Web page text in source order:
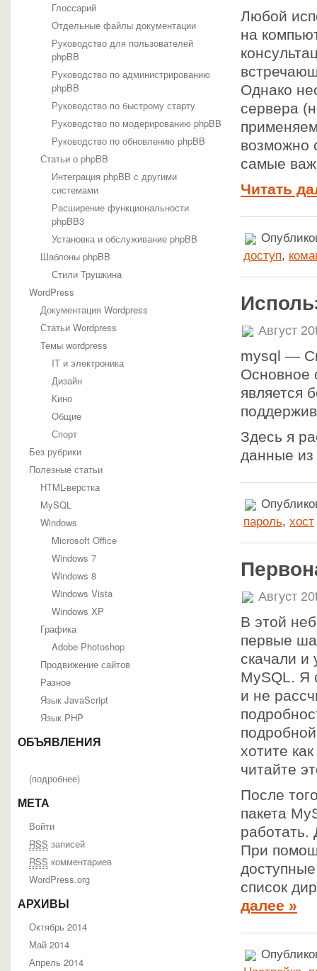
Глоссарий
Отдельные файлы документации
Руководство для пользователей
phpBB
Руководство по администрированию
phpBB
Руководство по быстрому старту
Руководство по модерированию phpBB
Руководство по обновлению phpBB
Статьи о phpBB
Интеграция phpBB с другими
системами
Расширение функциональности
phpBB3
Установка и обслуживание phpBB
Шаблоны phpBB
Стили Трушкина
WordPress
Документация Wordpress
Статьи Wordpress
Темы wordpress
IT и электроника
Дизайн
Кино
Общие
Спорт
Без рубрики
Полезные статьи
HTML-верстка
MySQL
Windows
Microsoft Office
Windows 7
Windows 8
Windows Vista
Windows XP
Графика
Adobe Photoshop
Продвижение сайтов
Разное
Язык JavaScript
Язык PHP
ОБЪЯВЛЕНИЯ
(подробнее)
МЕТА
Войти
RSS записей
RSS комментариев
WordPress.org
АРХИВЫ
Октябрь 2014
Май 2014
Апрель 2014
Любой
на
Однако
сервера
возможно
самые
Читать
доступ,
Август
mysql —
Основное
является
Здесь я
данные
пароль, хост
Август
В этой
первые
скачали и
MySQL. Я
и не
хотите
читайте
После
пакета
работать.
При
список
далее »